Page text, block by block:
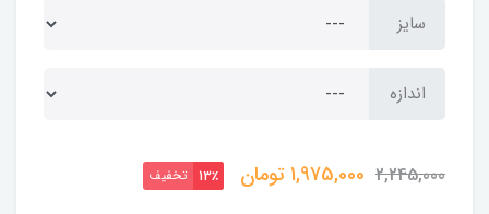
سایز
اندازه
2,245,000
1,975,000تومان 13٪ تخفیف